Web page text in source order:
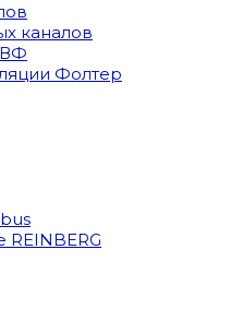
каналов
Фолтер